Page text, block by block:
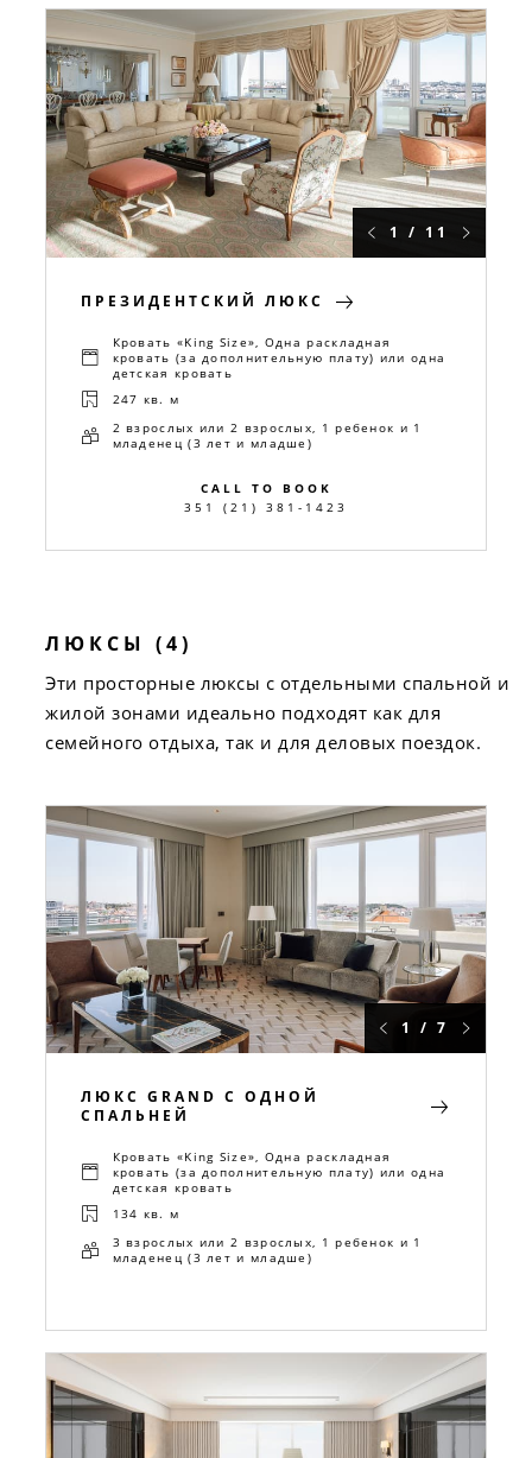
1 / 11
ПРЕЗИДЕНТСКИЙ ЛЮКС
Кровать «King Size», Одна раскладная
кровать (за дополнительную плату) или одна
детская кровать
247 кв. м
2 взрослых или 2 взрослых, 1 ребенок и 1
младенец (3 лет и младше)
CALL TO BOOK
351 (21) 381-1423
ЛЮКСЫ (4)
Эти просторные люксы с отдельными спальной и
жилой зонами идеально подходят как для
семейного отдыха, так и для деловых поездок.
1 / 7
ЛЮКС GRAND С ОДНОЙ
СПАЛЬНЕЙ
Кровать «King Size», Одна раскладная
кровать (за дополнительную плату) или одна
детская кровать
134 кв. м
3 взрослых или 2 взрослых, 1 ребенок и 1
младенец (3 лет и младше)